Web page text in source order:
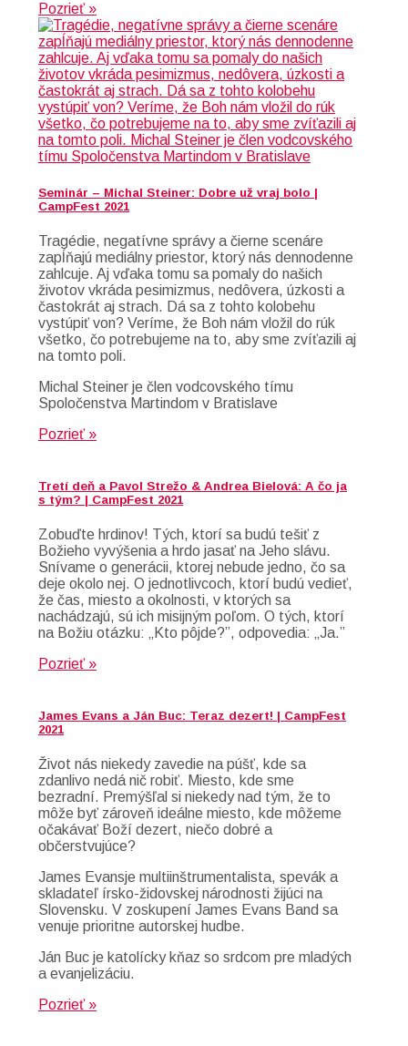
Pozrieť »
Seminár – Michal Steiner: Dobre už vraj bolo |
CampFest 2021
Tragédie, negatívne správy a čierne scenáre
zapĺňajú mediálny priestor, ktorý nás dennodenne
zahlcuje. Aj vďaka tomu sa pomaly do našich
životov vkráda pesimizmus, nedôvera, úzkosti a
častokrát aj strach. Dá sa z tohto kolobehu
vystúpiť von? Veríme, že Boh nám vložil do rúk
všetko, čo potrebujeme na to, aby sme zvíťazili aj
na tomto poli.
Michal Steiner je člen vodcovského tímu
Spoločenstva Martindom v Bratislave
Pozrieť »
Tretí deň a Pavol Strežo & Andrea Bielová: A čo ja
s tým? | CampFest 2021
Zobuďte hrdinov! Tých, ktorí sa budú tešiť z
Božieho vyvýšenia a hrdo jasať na Jeho slávu.
Snívame o generácii, ktorej nebude jedno, čo sa
deje okolo nej. O jednotlivcoch, ktorí budú vedieť,
že čas, miesto a okolnosti, v ktorých sa
nachádzajú, sú ich misijným poľom. O tých, ktorí
na Božiu otázku: „Kto pôjde?”, odpovedia: „Ja.”
Pozrieť »
James Evans a Ján Buc: Teraz dezert! | CampFest
2021
Život nás niekedy zavedie na púšť, kde sa
zdanlivo nedá nič robiť. Miesto, kde sme
bezradní. Premýšľal si niekedy nad tým, že to
môže byť zároveň ideálne miesto, kde môžeme
očakávať Boží dezert, niečo dobré a
občerstvujúce?
James Evansje multiinštrumentalista, spevák a
skladateľ írsko-židovskej národnosti žijúci na
Slovensku. V zoskupení James Evans Band sa
venuje prioritne autorskej hudbe.
Ján Buc je katolícky kňaz so srdcom pre mladých
a evanjelizáciu.
Pozrieť »